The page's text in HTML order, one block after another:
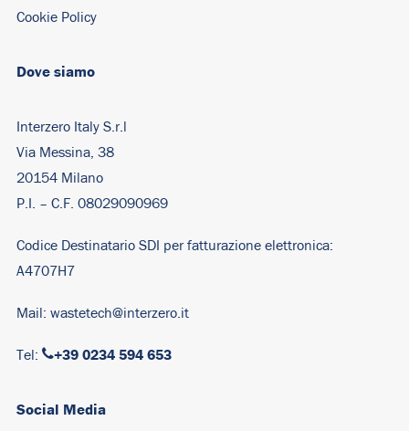
Dove siamo
Interzero Italy S.r.l
Via Messina, 38
20154 Milano
P.I. – C.F. 08029090969
Codice Destinatario SDI per fatturazione elettronica:
A4707H7
Mail: wastetech@interzero.it
Tel: +39 0234 594 653
Cookie Policy
Social Media